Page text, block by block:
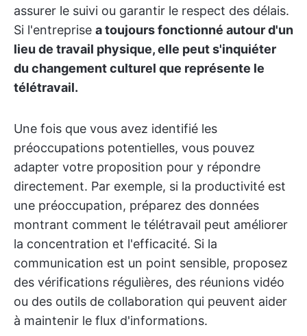
assurer le suivi ou garantir le respect des délais.
Si l'entreprise a toujours fonctionné autour d'un
lieu de travail physique, elle peut s'inquiéter
du changement culturel que représente le
télétravail.
Une fois que vous avez identifié les
préoccupations potentielles, vous pouvez
adapter votre proposition pour y répondre
directement. Par exemple, si la productivité est
une préoccupation, préparez des données
montrant comment le télétravail peut améliorer
la concentration et l'efficacité. Si la
communication est un point sensible, proposez
des vérifications régulières, des réunions vidéo
ou des outils de collaboration qui peuvent aider
à maintenir le flux d'informations.